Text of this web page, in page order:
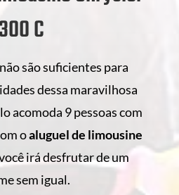
300 C
são suficientes para
dessa maravilhosa
acomoda 9 pessoas com
oaluguel de limousine
irá desfrutar de um
sem igual.